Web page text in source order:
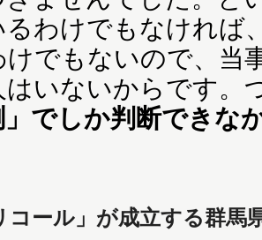
るわけでもなければ
でもないので、当
はいないからです。
」でしか判断できな
コール」が成立する群馬